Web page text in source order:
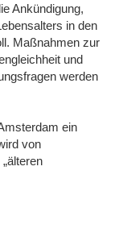
Ankündigung,
in den
Maßnahmen zur
und
werden
ein
von